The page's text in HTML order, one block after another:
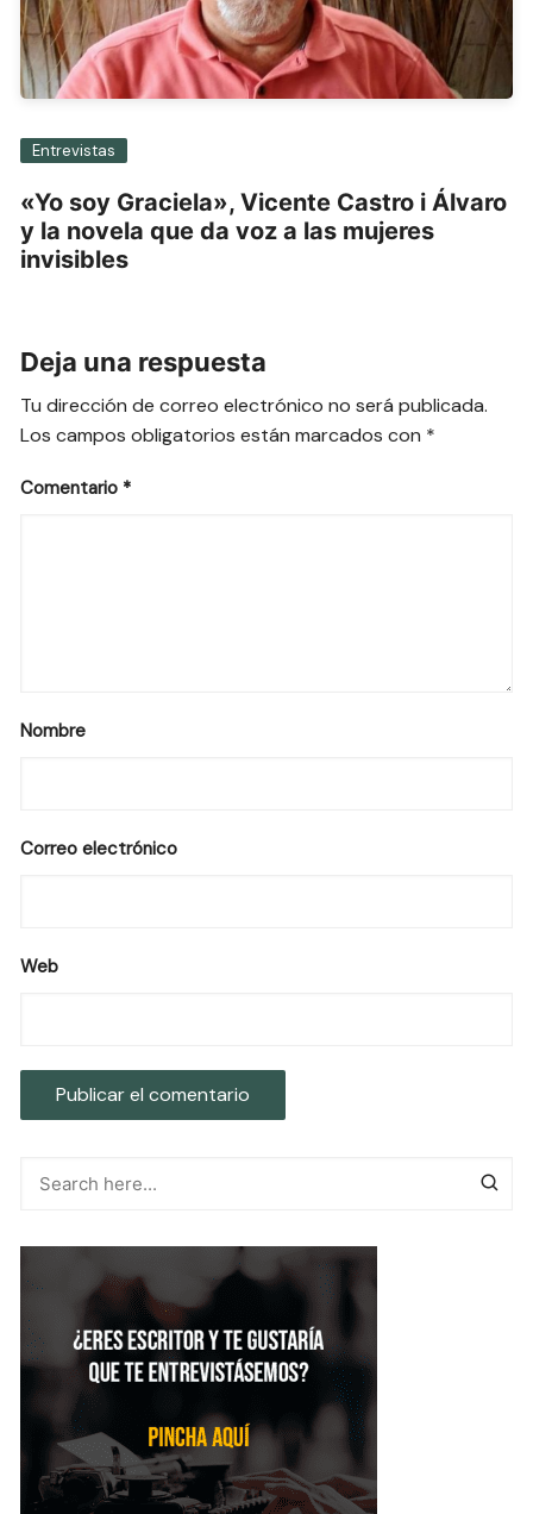
Entrevistas
«Yo soy Graciela», Vicente Castro i Álvaro
y la novela que da voz a las mujeres
invisibles
Deja una respuesta
Tu dirección de correo electrónico no será publicada.
Los campos obligatorios están marcados con *
Comentario *
Nombre
Correo electrónico
Web